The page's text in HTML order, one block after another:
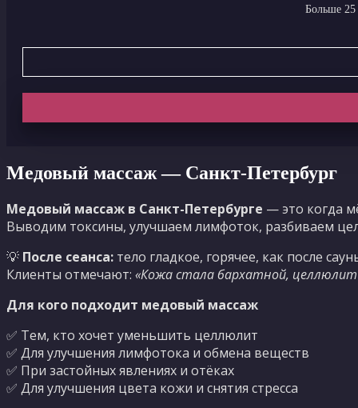
Больше 25
Медовый массаж — Санкт-Петербург
Медовый массаж в Санкт-Петербурге — это когда
Выводим токсины, улучшаем лимфоток, разбиваем
💡 После сеанса: тело гладкое, горячее, как после
Клиенты отмечают: «Кожа стала бархатной,
Для кого подходит медовый массаж
✅ Тем, кто хочет уменьшить целлюлит
✅ Для улучшения лимфотока и обмена веществ
✅ При застойных явлениях и отёках
✅ Для улучшения цвета кожи и снятия стресса